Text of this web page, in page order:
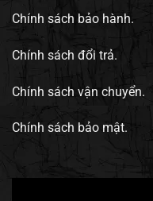
Chính sách bảo hành.
Chính sách đổi trả.
Chính sách vận chuyển.
Chính sách bảo mật.